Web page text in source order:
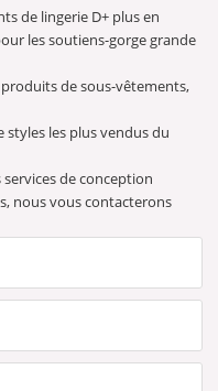
de lingerie D+ plus en
les soutiens-gorge grande
de sous-vêtements,
styles les plus vendus du
de conception
nous vous contacterons